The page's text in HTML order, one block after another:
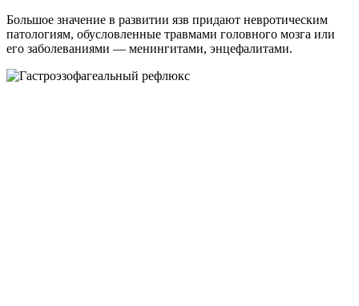
Большое значение в развитии язв придают невротическим
патологиям, обусловленные травмами головного мозга или
его заболеваниями — менингитами, энцефалитами.